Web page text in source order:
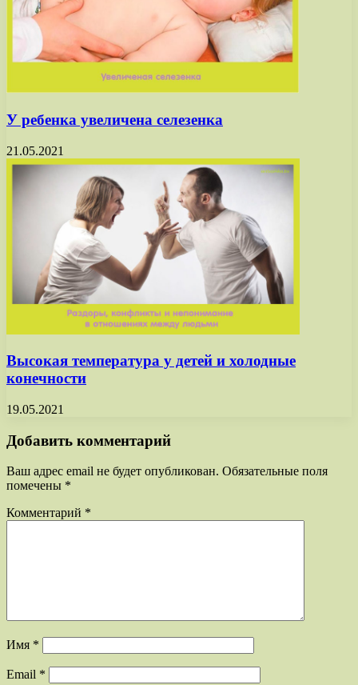
У ребенка увеличена селезенка
21.05.2021
Высокая температура у детей и холодные
конечности
19.05.2021
Добавить комментарий
Ваш адрес email не будет опубликован. Обязательные поля
помечены *
Комментарий *
Имя *
Email *